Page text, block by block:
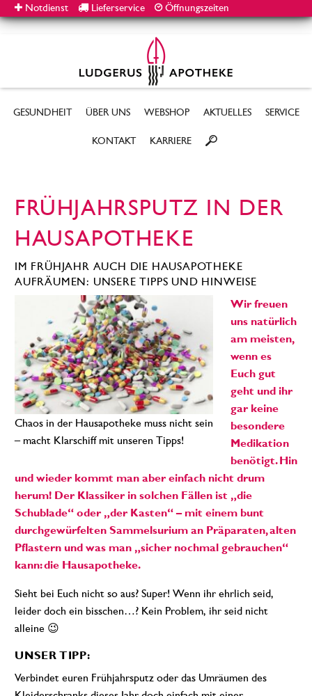
Notdienst Lieferservice Öffnungszeiten
GESUNDHEIT ÜBER UNS WEBSHOP AKTUELLES SERVICE
KONTAKT KARRIERE
FRÜHJAHRSPUTZ IN DER
HAUSAPOTHEKE
IM FRÜHJAHR AUCH DIE HAUSAPOTHEKE
AUFRÄUMEN: UNSERE TIPPS UND HINWEISE
Chaos in der Hausapotheke muss nicht sein
– macht Klarschiff mit unseren Tipps!
Wir freuen
uns natürlich
am meisten,
wenn es
Euch gut
geht und ihr
gar keine
besondere
Medikation
benötigt. Hin
und wieder kommt man aber einfach nicht drum
herum! Der Klassiker in solchen Fällen ist „die
Schublade“ oder „der Kasten“ – mit einem bunt
durchgewürfelten Sammelsurium an Präparaten, alten
Pflastern und was man „sicher nochmal gebrauchen“
kann: die Hausapotheke.
Sieht bei Euch nicht so aus? Super! Wenn ihr ehrlich seid,
leider doch ein bisschen…? Kein Problem, ihr seid nicht
alleine 😉
UNSER TIPP:
Verbindet euren Frühjahrsputz oder das Umräumen des